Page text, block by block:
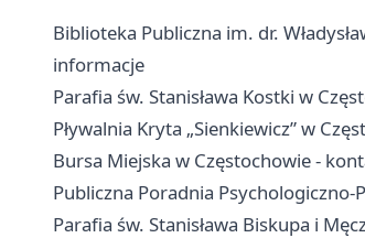
Biblioteka Publiczna im. dr.
informacje
Parafia św. Stanisława Kostki w
Pływalnia Kryta „Sienkiewicz” w
Bursa Miejska w Częstochowie -
Publiczna Poradnia
Parafia św. Stanisława Biskupa i